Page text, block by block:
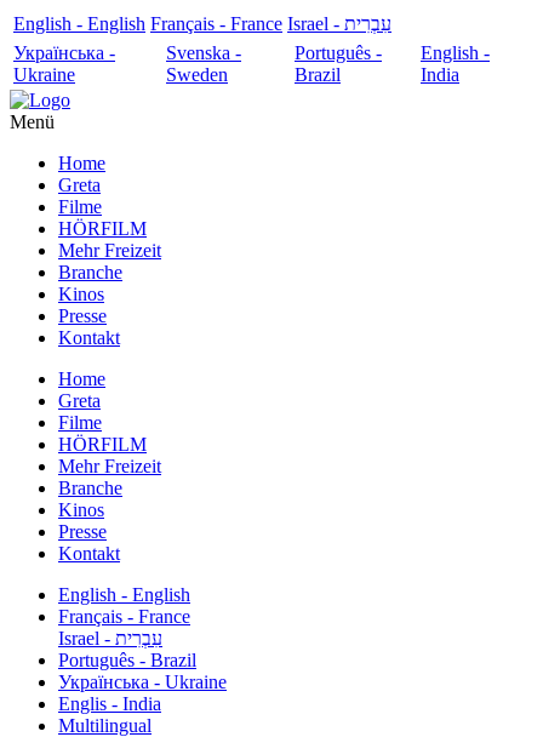
English - English Français - France
עִבְרִית - Israel
Українська -
Ukraine
Svenska -
Sweden
Português -
Brazil
English -
India
Menü
Home
Greta
Filme
HÖRFILM
Mehr Freizeit
Branche
Kinos
Presse
Kontakt
Home
Greta
Filme
HÖRFILM
Mehr Freizeit
Branche
Kinos
Presse
Kontakt
English - English
Français - France
עִבְרִית - Israel
Português - Brazil
Українська - Ukraine
Englis - India
Multilingual